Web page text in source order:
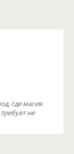
где магия
не